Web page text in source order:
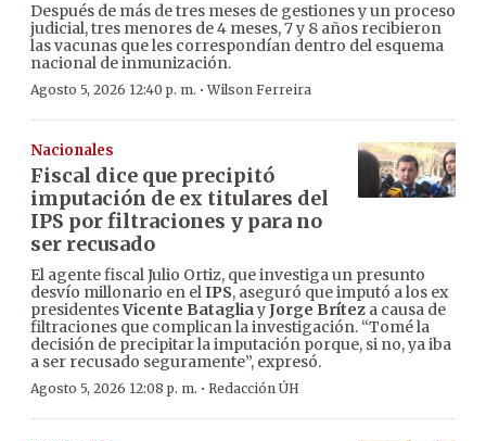
Después de más de tres meses de gestiones y un proceso
judicial, tres menores de 4 meses, 7 y 8 años recibieron
las vacunas que les correspondían dentro del esquema
nacional de inmunización.
Agosto 5, 2026 12:40 p. m. ·Wilson Ferreira
Nacionales
Fiscal dice que precipitó
imputación de ex titulares del
IPS por filtraciones y para no
ser recusado
El agente fiscal Julio Ortiz, que investiga un presunto
desvío millonario en elIPS, aseguró que imputó a los ex
presidentesVicente BatagliayJorge Brítez a causa de
filtraciones que complican la investigación. “Tomé la
decisión de precipitar la imputación porque, si no, ya iba
a ser recusado seguramente”, expresó.
Agosto 5, 2026 12:08 p. m. · Redacción ÚH